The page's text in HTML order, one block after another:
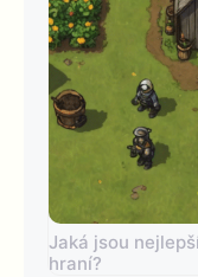
Jaká jsou
hraní?